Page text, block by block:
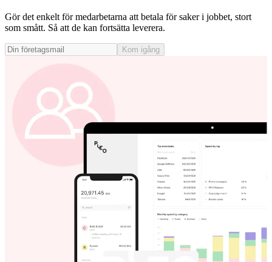
Gör det enkelt för medarbetarna att betala för saker i jobbet, stort
som smått. Så att de kan fortsätta leverera.
Kom igång